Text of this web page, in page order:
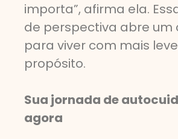
importa”, afirma ela.
de perspectiva abre um
para viver com mais
propósito.
Sua jornada de
agora